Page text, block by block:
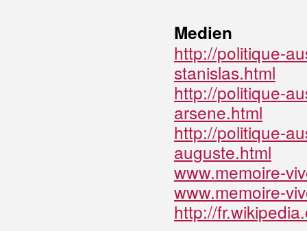
Medien
http://politique-
stanislas.html
http://politique-
arsene.html
http://politique-
auguste.html
www.memoire-
www.memoire-
http://